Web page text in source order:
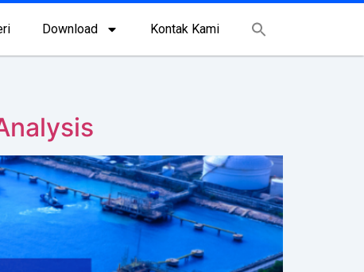
Download Kontak Kami